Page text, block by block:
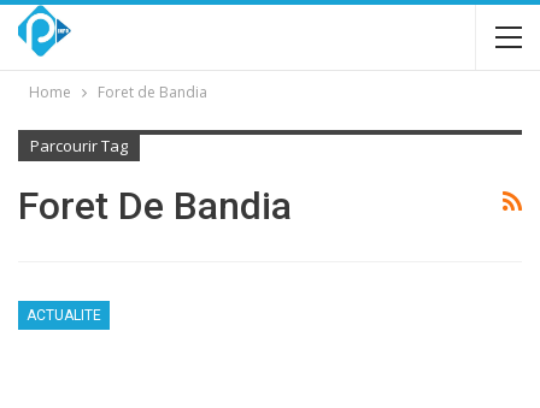
Home Foret de Bandia
Parcourir Tag
Foret De Bandia
ACTUALITE